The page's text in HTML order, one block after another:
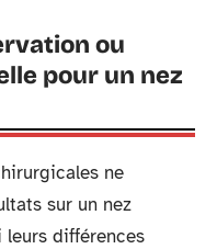
ou
pour un nez
ne
sur un nez
leurs différences